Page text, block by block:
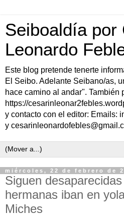
Seiboaldía por
Leonardo
Este blog pretende tenerte
El Seibo. Adelante Seibano/as,
hace camino al andar". También
https://
y contacto con el editor: Emails:
y
miércoles, 22 de febrero de
Siguen
hermanas iban en
Miches